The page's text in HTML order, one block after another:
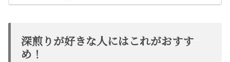
深煎りが好きな人にはこれがおすす
め！